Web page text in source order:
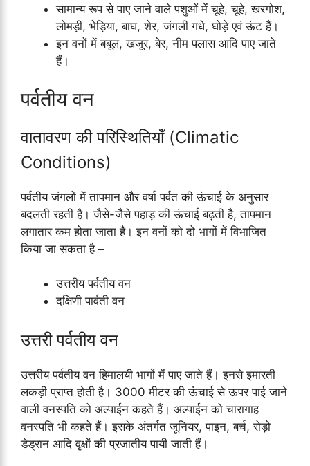
सामान्य रूप से पाए जाने वाले पशुओं में चूहे, चूहे, खरगोश,
लोमड़ी, भेड़िया, बाघ, शेर, जंगली गधे, घोड़े एवं ऊंट हैं।
इन वनों में बबूल, खजूर, बेर, नीम पलास आदि पाए जाते
हैं।
पर्वतीय वन
वातावरण की परिस्थितियाँ (Climatic
Conditions)
पर्वतीय जंगलों में तापमान और वर्षा पर्वत की ऊंचाई के अनुसार
बदलती रहती है। जैसे-जैसे पहाड़ की ऊंचाई बढ़ती है, तापमान
लगातार कम होता जाता है। इन वनों को दो भागों में विभाजित
किया जा सकता है –
उत्तरीय पर्वतीय वन
दक्षिणी पार्वती वन
उत्तरी पर्वतीय वन
उत्तरीय पर्वतीय वन हिमालयी भागों में पाए जाते हैं। इनसे इमारती
लकड़ी प्राप्त होती है। 3000 मीटर की ऊंचाई से ऊपर पाई जाने
वाली वनस्पति को अल्पाईन कहते हैं। अल्पाईन को चारागाह
वनस्पति भी कहते हैं। इसके अंतर्गत जूनियर, पाइन, बर्च, रोड़ो
डेड्रान आदि वृक्षों की प्रजातीय पायी जाती हैं।